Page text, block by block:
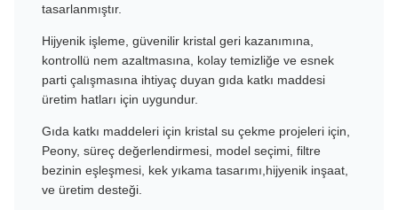
tasarlanmıştır.
Hijyenik işleme, güvenilir kristal geri kazanımına,
kontrollü nem azaltmasına, kolay temizliğe ve esnek
parti çalışmasına ihtiyaç duyan gıda katkı maddesi
üretim hatları için uygundur.
Gıda katkı maddeleri için kristal su çekme projeleri için,
Peony, süreç değerlendirmesi, model seçimi, filtre
bezinin eşleşmesi, kek yıkama tasarımı,hijyenik inşaat,
ve üretim desteği.